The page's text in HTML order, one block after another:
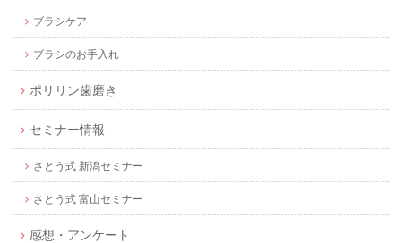
ブラシケア
ブラシのお手入れ
ポリリン歯磨き
セミナー情報
さとう式 新潟セミナー
さとう式 富山セミナー
感想・アンケート